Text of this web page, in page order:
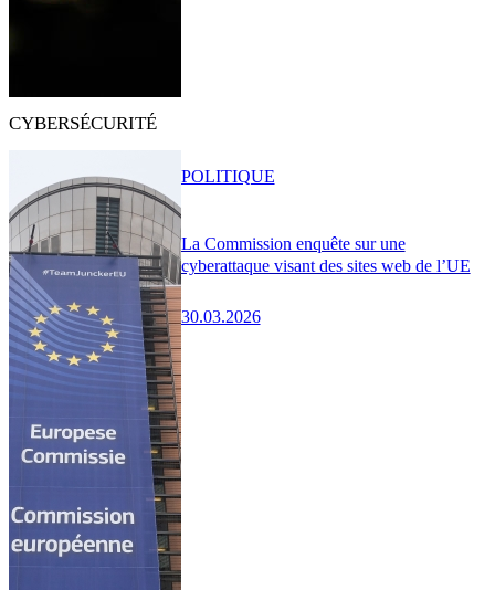
CYBERSÉCURITÉ
La Commission enquête sur une
cyberattaque visant des sites web de l’UE
30.03.2026
POLITIQUE